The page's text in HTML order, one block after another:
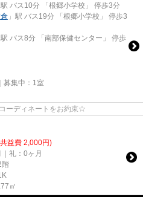
駅 バス10分 「根郷小学校」 停歩3分
」駅 バス19分 「根郷小学校」 停歩3
駅 バス8分 「南部保健センター」 停歩
集中： 1室
ーディネートをお約束☆
益費 2,000円)
礼：0ヶ月
階
㎡